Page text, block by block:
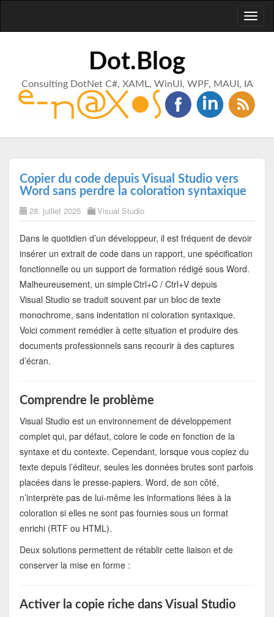
Dot.Blog
Consulting DotNet C#, XAML, WinUI, WPF, MAUI, IA
Copier du code depuis Visual Studio vers
Word sans perdre la coloration syntaxique
28. juillet 2025 Visual Studio
Dans le quotidien d’un développeur, il est fréquent de devoir
insérer un extrait de code dans un rapport, une spécification
fonctionnelle ou un support de formation rédigé sous Word.
Malheureusement, un simple Ctrl+C / Ctrl+V depuis
Visual Studio se traduit souvent par un bloc de texte
monochrome, sans indentation ni coloration syntaxique.
Voici comment remédier à cette situation et produire des
documents professionnels sans recourir à des captures
d’écran.
Comprendre le problème
Visual Studio est un environnement de développement
complet qui, par défaut, colore le code en fonction de la
syntaxe et du contexte. Cependant, lorsque vous copiez du
texte depuis l’éditeur, seules les données brutes sont parfois
placées dans le presse‑papiers. Word, de son côté,
n’interprète pas de lui‑même les informations liées à la
coloration si elles ne sont pas fournies sous un format
enrichi (RTF ou HTML).
Deux solutions permettent de rétablir cette liaison et de
conserver la mise en forme :
Activer la copie riche dans Visual Studio